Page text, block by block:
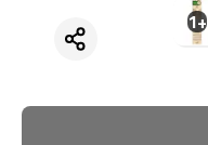
+
1